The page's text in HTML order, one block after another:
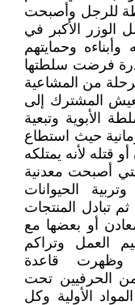
للرجل وأصبحت
الوزر الأكبر في
وأبناءه وحمايتهم
فرضت سلطتها
من المشاعية
المشترك إلى
الأبوية وتبعية
حيث استطاع
قتله لأنه يمتلكه
أصبحت معدنية
الحيوانات
تبادل المنتجات
أو بعضها مع
العمل وتراكم
وظهرت قاعدة
من الحرفيين تحت
الأولية وكل